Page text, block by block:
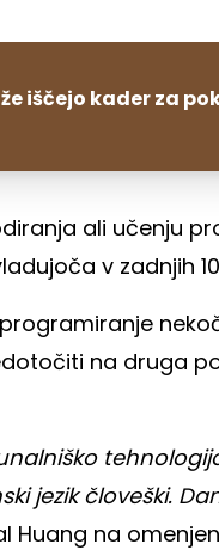
iščejo kader za
ali učenju
v zadnjih
na druga
jezik človeški.
Huang na